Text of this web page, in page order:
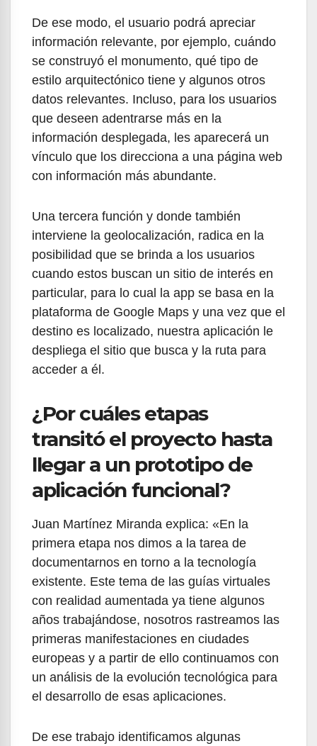
De ese modo, el usuario podrá apreciar
información relevante, por ejemplo, cuándo
se construyó el monumento, qué tipo de
estilo arquitectónico tiene y algunos otros
datos relevantes. Incluso, para los usuarios
que deseen adentrarse más en la
información desplegada, les aparecerá un
vínculo que los direcciona a una página web
con información más abundante.
Una tercera función y donde también
interviene la geolocalización, radica en la
posibilidad que se brinda a los usuarios
cuando estos buscan un sitio de interés en
particular, para lo cual la app se basa en la
plataforma de Google Maps y una vez que el
destino es localizado, nuestra aplicación le
despliega el sitio que busca y la ruta para
acceder a él.
¿Por cuáles etapas
transitó el proyecto hasta
llegar a un prototipo de
aplicación funcional?
Juan Martínez Miranda explica: «En la
primera etapa nos dimos a la tarea de
documentarnos en torno a la tecnología
existente. Este tema de las guías virtuales
con realidad aumentada ya tiene algunos
años trabajándose, nosotros rastreamos las
primeras manifestaciones en ciudades
europeas y a partir de ello continuamos con
un análisis de la evolución tecnológica para
el desarrollo de esas aplicaciones.
De ese trabajo identificamos algunas